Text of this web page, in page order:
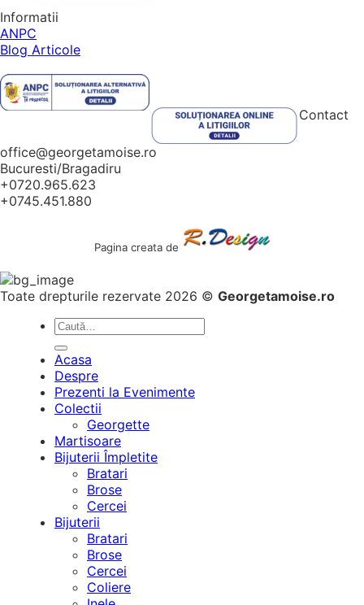
Informatii
ANPC
Blog Articole
Contact
office@georgetamoise.ro
Bucuresti/Bragadiru
+0720.965.623
+0745.451.880
Pagina creata de
Toate drepturile rezervate 2026 © Georgetamoise.ro
Caută
Acasa
Despre
Prezenti la Evenimente
Colectii
Georgette
Martisoare
Bijuterii Împletite
Bratari
Brose
Cercei
Bijuterii
Bratari
Brose
Cercei
Coliere